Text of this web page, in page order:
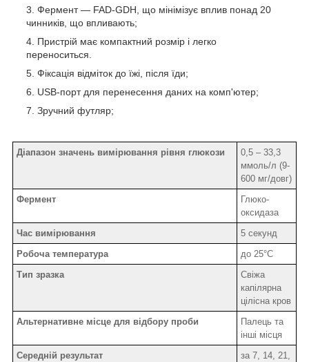
Фермент — FAD-GDH, що мінімізує вплив понад 20
чинників, що впливають;
Пристрій має компактний розмір і легко
переноситься.
Фіксація відміток до їжі, після їди;
USB-порт для перенесення даних на комп'ютер;
Зручний футляр;
Діапазон значень вимірювання рівня глюкози
0,5 – 33,3
ммоль/л (9-
600 мг/довг)
Фермент
Глюко-
оксидаза
Час вимірювання
5 секунд
Робоча температура
до 25°С
Тип зразка
Свіжа
капілярна
цілісна кров
Альтернативне місце для відбору проби
Палець та
інші місця
Середній результат
за 7, 14, 21,